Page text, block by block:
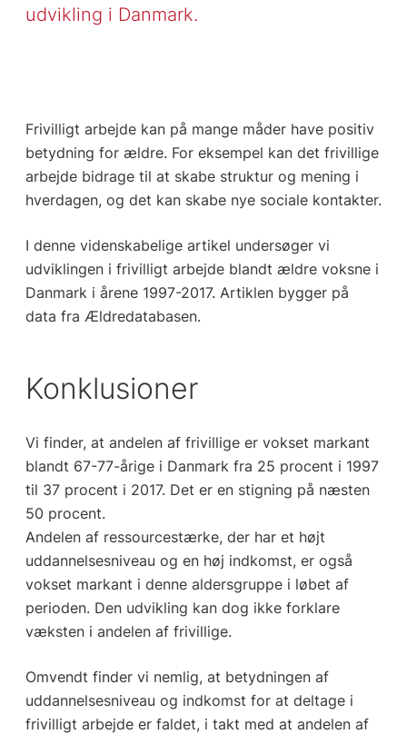
udvikling i Danmark.
Frivilligt arbejde kan på mange måder have positiv
betydning for ældre. For eksempel kan det frivillige
arbejde bidrage til at skabe struktur og mening i
hverdagen, og det kan skabe nye sociale kontakter.
I denne videnskabelige artikel undersøger vi
udviklingen i frivilligt arbejde blandt ældre voksne i
Danmark i årene 1997-2017. Artiklen bygger på
data fra Ældredatabasen.
Konklusioner
Vi finder, at andelen af frivillige er vokset markant
blandt 67-77-årige i Danmark fra 25 procent i 1997
til 37 procent i 2017. Det er en stigning på næsten
50 procent.
Andelen af ressourcestærke, der har et højt
uddannelsesniveau og en høj indkomst, er også
vokset markant i denne aldersgruppe i løbet af
perioden. Den udvikling kan dog ikke forklare
væksten i andelen af frivillige.
Omvendt finder vi nemlig, at betydningen af
uddannelsesniveau og indkomst for at deltage i
frivilligt arbejde er faldet, i takt med at andelen af